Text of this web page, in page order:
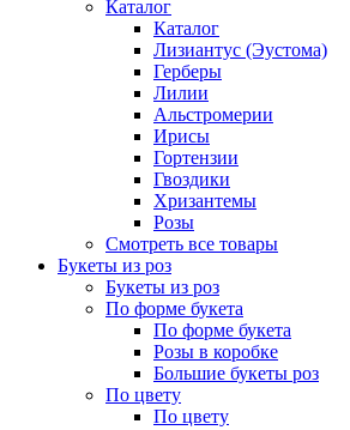
Каталог
Каталог
Лизиантус (Эустома)
Герберы
Лилии
Альстромерии
Ирисы
Гортензии
Гвоздики
Хризантемы
Розы
Смотреть все товары
Букеты из роз
Букеты из роз
По форме букета
По форме букета
Розы в коробке
Большие букеты роз
По цвету
По цвету